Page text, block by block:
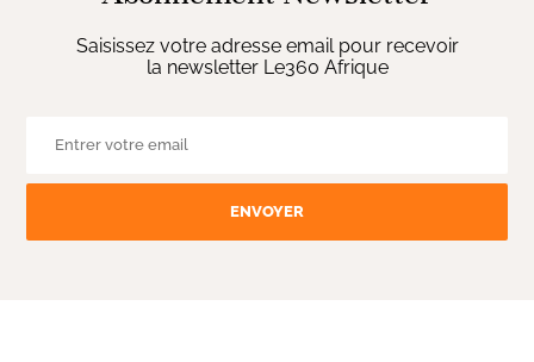
Saisissez votre adresse email pour recevoir
la newsletter Le360 Afrique
ENVOYER